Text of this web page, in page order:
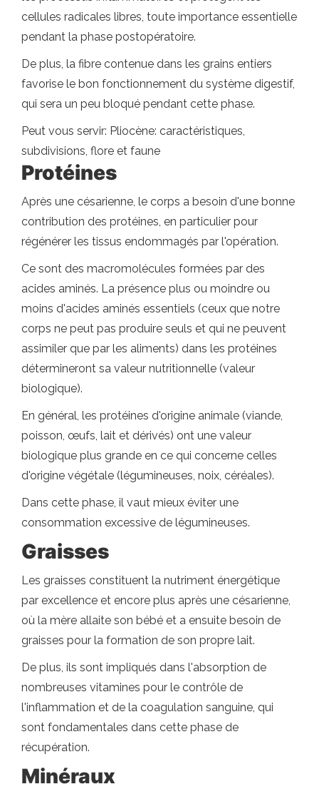
cellules radicales libres, toute importance essentielle
pendant la phase postopératoire.
De plus, la fibre contenue dans les grains entiers
favorise le bon fonctionnement du système digestif,
qui sera un peu bloqué pendant cette phase.
Peut vous servir: Pliocène: caractéristiques,
subdivisions, flore et faune
Protéines
Après une césarienne, le corps a besoin d'une bonne
contribution des protéines, en particulier pour
régénérer les tissus endommagés par l'opération.
Ce sont des macromolécules formées par des
acides aminés. La présence plus ou moindre ou
moins d'acides aminés essentiels (ceux que notre
corps ne peut pas produire seuls et qui ne peuvent
assimiler que par les aliments) dans les protéines
détermineront sa valeur nutritionnelle (valeur
biologique).
En général, les protéines d'origine animale (viande,
poisson, œufs, lait et dérivés) ont une valeur
biologique plus grande en ce qui concerne celles
d'origine végétale (légumineuses, noix, céréales).
Dans cette phase, il vaut mieux éviter une
consommation excessive de légumineuses.
Graisses
Les graisses constituent la nutriment énergétique
par excellence et encore plus après une césarienne,
où la mère allaite son bébé et a ensuite besoin de
graisses pour la formation de son propre lait.
De plus, ils sont impliqués dans l'absorption de
nombreuses vitamines pour le contrôle de
l'inflammation et de la coagulation sanguine, qui
sont fondamentales dans cette phase de
récupération.
Minéraux